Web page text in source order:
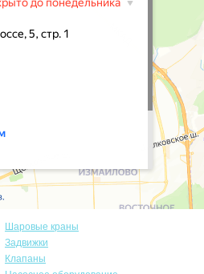
Шаровые краны
Задвижки
Клапаны